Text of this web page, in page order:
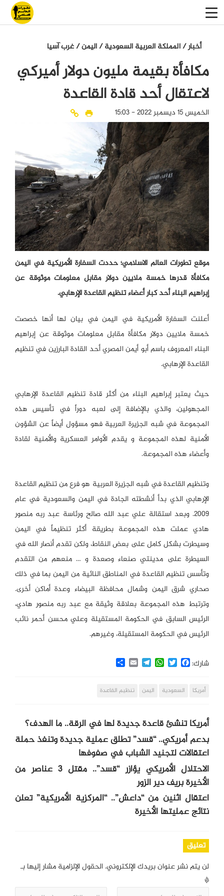
أخبار/المملكة العربية السعودية/اليمن/غرب آسيا
مكافأة بقيمة مليون دولار أميركي
لاعتقال أحد قادة القاعدة
الخميس 15 ديسمبر 2022 - 15:03
موقع تطورات العالم الاسلامي؛ حددت السفارة الأمريكية في اليمن
مكافأة قدرها خمسة ملايين دولار مقابل معلومات موثوقة عن
إبراهيم البناء أحد كبار أعضاء تنظيم القاعدة الإرهابي.
أعلنت السفارة الأمريكية في اليمن في بيان لها أنها خصصت
خمسة ملايين دولار مكافأة مقابل معلومات موثوقة عن إبراهيم
البناء المعروف باسم أبو أيمن المصري أحد القادة البارزين في تنظيم
القاعدة الإرهابي.
حيث يعتبر إبراهيم البناء من أكثر قادة تنظيم القاعدة الإرهابي
المجهولين، والذي بالإضافة إلى لعبه دوراً في تأسيس هذه
المجموعة في شبه الجزيرة العربية فهو مسؤول أيضاً عن الشؤون
الأمنية لهذه المجموعة و يقدم الأوامر العسكرية والأمنية لقادة
وأعضاء هذه المجموعة.
وتنظيم القاعدة في شبه الجزيرة العربية هو فرع من تنظيم القاعدة
الإرهابي الذي بدأ أنشطته الجادة في اليمن والسعودية في عام
2009. وبعد استقالة علي عبد الله صالح ورئاسة عبد ربه منصور
هادي عملت هذه المجموعة بطريقة أكثر تنظيماً في اليمن
وسيطرت بشكل كامل على بعض النقاط، ولكن تقدم أنصار الله في
السيطرة على مدينتي صنعاء وصعدة و … منعهم من التقدم
وتأسس تنظيم القاعدة في المناطق النائية من اليمن بما في ذلك
صحاري شرق اليمن وشمال محافظة البيضاء وعدة أماكن أخرى.
وترتبط هذه المجموعة بعلاقة وثيقة مع عبد ربه منصور هادي،
الرئيس السابق في الحكومة المستقيلة وعلي محسن أحمر نائب
الرئيس في الحكومة المستقيلة، وغيرهم.
شارك: Facebook
Twitter
WhatsApp
Telegram
Email
Share
أمريكا السعودية اليمن تنظيم القاعدة
أمريكا تنشئ قاعدة جديدة لها في الرقة.. ما الهدف؟
بدعم أمريكي.. “قسد” تطلق عملية جديدة وتنفذ حملة
اعتقالات لتجنيد الشباب في صفوفها
الاحتلال الأمريكي يؤازر “قسد”.. مقتل 3 عناصر من
الأخيرة بريف دير الزور
اعتقال اثنين من “داعش”.. “المركزية الأمريكية” تعلن
نتائج عمليتها الأخيرة
تعليق
لن يتم نشر عنوان بريدك الإلكتروني. الحقول الإلزامية مشار إليها بـ
*